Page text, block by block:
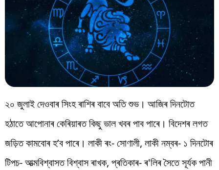
২০ জুলাই দেওবাৰ সিংহ ৰাশিৰ বাবে অতি শুভ। আজিৰ দিনটোত
হঠাতে আপোনাৰ কেৰিয়াৰত কিছু ভাল খবৰ পাব পাৰে। বিদেশৰ লগত
জড়িত কামবোৰ হ’ব পাৰে। লাকী ৰং- সোণালী, লাকী নম্বৰ- ১ দিনটোৰ
টিপচ- আত্মবিশ্বাসত বিশ্বাস ৰাখক, প্ৰতিকাৰ- ৰ'লিৰ সৈতে সূৰ্যক পানী